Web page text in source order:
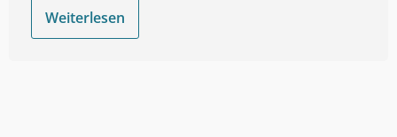
Weiterlesen